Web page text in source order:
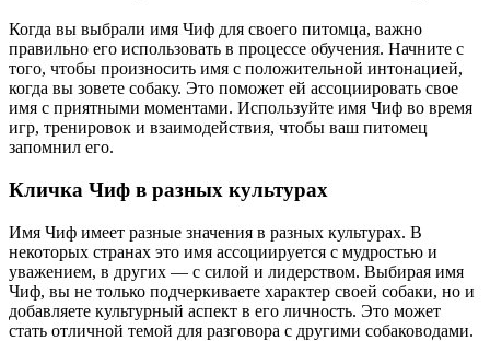
Когда вы выбрали имя Чиф для своего питомца, важно
правильно его использовать в процессе обучения. Начните с
того, чтобы произносить имя с положительной интонацией,
когда вы зовете собаку. Это поможет ей ассоциировать свое
имя с приятными моментами. Используйте имя Чиф во время
игр, тренировок и взаимодействия, чтобы ваш питомец
запомнил его.
Кличка Чиф в разных культурах
Имя Чиф имеет разные значения в разных культурах. В
некоторых странах это имя ассоциируется с мудростью и
уважением, в других — с силой и лидерством. Выбирая имя
Чиф, вы не только подчеркиваете характер своей собаки, но и
добавляете культурный аспект в его личность. Это может
стать отличной темой для разговора с другими собаководами.